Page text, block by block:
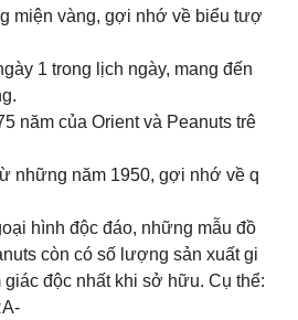
miện vàng, gợi nhớ về biểu tượ
1 trong lịch ngày, mang đến
năm của Orient và Peanuts trê
những năm 1950, gợi nhớ về q
hình độc đáo, những mẫu đồ
còn có số lượng sản xuất gi
độc nhất khi sở hữu. Cụ thể: